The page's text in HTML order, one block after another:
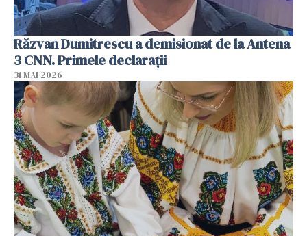
Răzvan Dumitrescu a demisionat de la Antena
3 CNN. Primele declarații
31 MAI 2026